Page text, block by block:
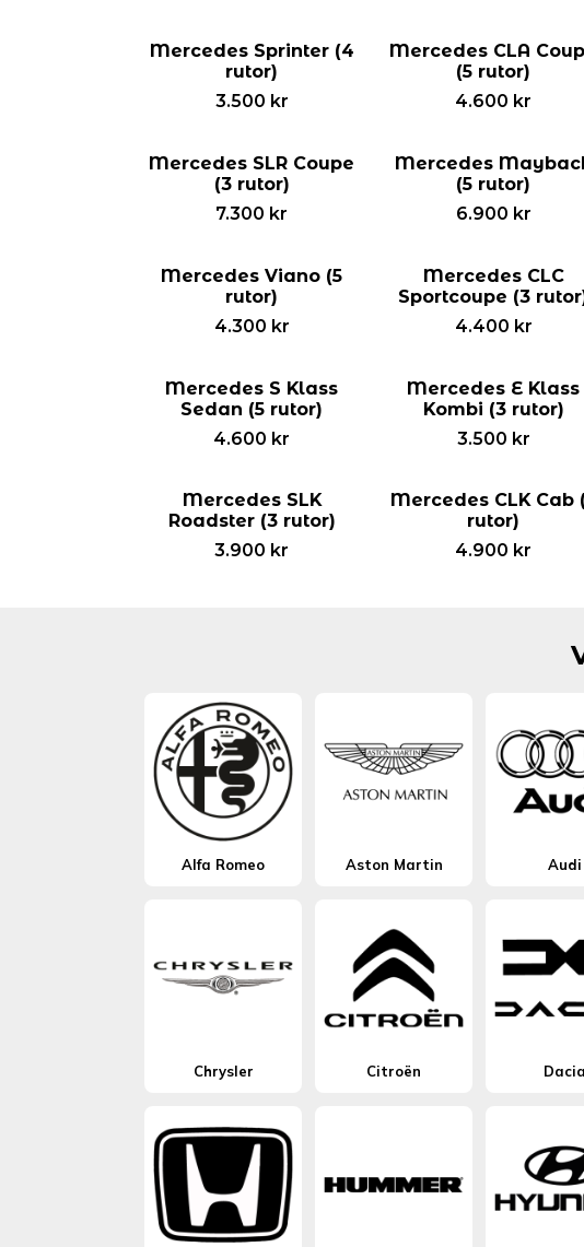
Mercedes Sprinter (4
rutor)
3.500 kr
Mercedes CLA
(5 rutor)
4.600 kr
Mercedes SLR Coupe
(3 rutor)
7.300 kr
Mercedes
(5 rutor)
6.900 kr
Mercedes Viano (5
rutor)
4.300 kr
Mercedes CLC
Sportcoupe (3
4.400 kr
Mercedes S Klass
Sedan (5 rutor)
4.600 kr
Mercedes E Klass
Kombi (3 rutor)
3.500 kr
Mercedes SLK
Roadster (3 rutor)
3.900 kr
Mercedes CLK Cab
rutor)
4.900 kr
Alfa Romeo Aston Martin Audi
Chrysler Citroën Dacia